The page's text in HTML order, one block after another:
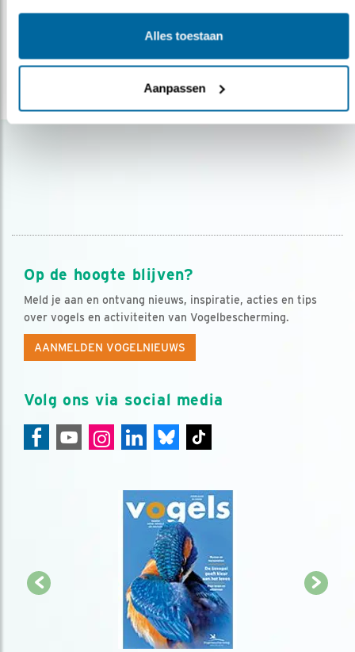
Alles toestaan
Aanpassen
06.01.25Voor wie een opkikkertje kan gebruiken.
lees meer
Op de hoogte blijven?
Meld je aan en ontvang nieuws, inspiratie, acties en tips
over vogels en activiteiten van Vogelbescherming.
AANMELDEN VOGELNIEUWS
Volg ons via social media